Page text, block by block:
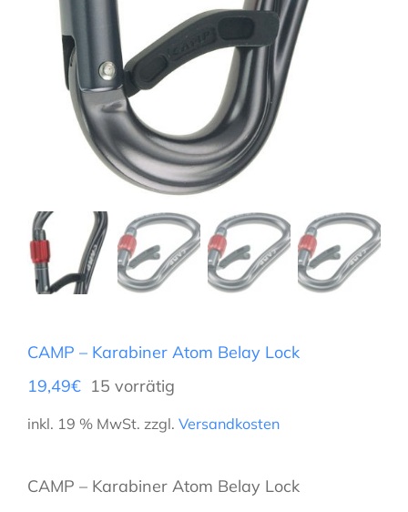
CAMP – Karabiner Atom Belay Lock
19,49€ 15 vorrätig
inkl. 19 % MwSt. zzgl. Versandkosten
CAMP – Karabiner Atom Belay Lock